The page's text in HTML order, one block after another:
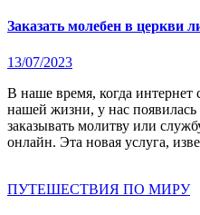
Заказать молебен в церкви
13/07/2023
В наше время, когда интернет стал неотъемлемой частью
нашей жизни, у нас
заказывать молитву или
онлайн. Эта новая услуга,
ПУТЕШЕСТВИЯ ПО МИРУ